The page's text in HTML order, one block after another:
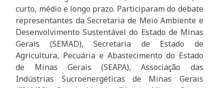
curto, médio e longo prazo. Participaram do debate
representantes da Secretaria de Meio Ambiente e
Desenvolvimento Sustentável do Estado de Minas
Gerais (SEMAD), Secretaria de Estado de
Agricultura, Pecuária e Abastecimento do Estado
de Minas Gerais (SEAPA), Associação das
Indústrias Sucroenergéticas de Minas Gerais